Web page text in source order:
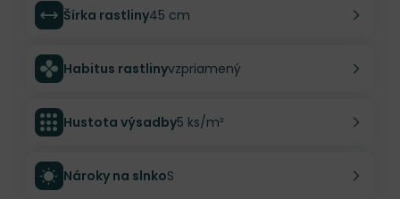
Šírka rastliny45 cm
Habitus rastlinyvzpriamený
Hustota výsadby5 ks/m²
Nároky na slnkoS